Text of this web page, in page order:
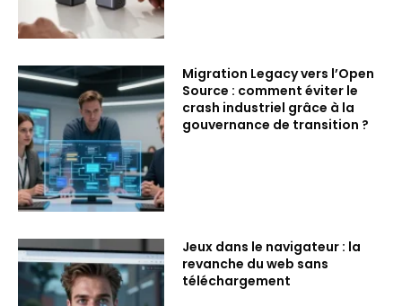
Migration Legacy vers l’Open
Source : comment éviter le
crash industriel grâce à la
gouvernance de transition ?
Jeux dans le navigateur : la
revanche du web sans
téléchargement